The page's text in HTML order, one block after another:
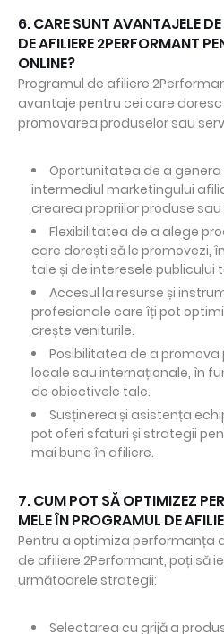
6. CARE SUNT AVANTAJELE
DE AFILIERE 2PERFORMANT
ONLINE?
Programul de afiliere
avantaje pentru cei care
promovarea produselor sau
Oportunitatea de a genera
intermediul marketingului
crearea propriilor produse sau
Flexibilitatea de a alege
care dorești să le promovezi,
tale și de interesele publicului
Accesul la resurse și
profesionale care îți pot
crește veniturile.
Posibilitatea de a promova
locale sau internaționale, în
de obiectivele tale.
Susținerea și asistența
pot oferi sfaturi și strategii
mai bune în afiliere.
7. CUM POT SĂ OPTIMIZEZ
MELE ÎN PROGRAMUL DE
Pentru a optimiza performanța
de afiliere 2Performant, poți să
următoarele strategii:
Selectarea cu grijă a